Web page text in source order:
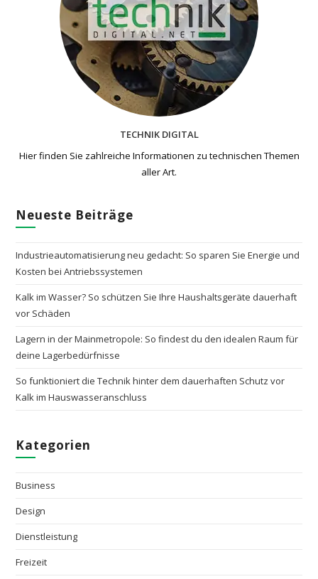
TECHNIK DIGITAL
Hier finden Sie zahlreiche Informationen zu technischen Themen​
aller Art.
Neueste Beiträge
Industrieautomatisierung neu gedacht: So sparen Sie Energie und
Kosten bei Antriebssystemen
Kalk im Wasser? So schützen Sie Ihre Haushaltsgeräte dauerhaft
vor Schäden
Lagern in der Mainmetropole: So findest du den idealen Raum für
deine Lagerbedürfnisse
So funktioniert die Technik hinter dem dauerhaften Schutz vor
Kalk im Hauswasseranschluss
Kategorien
Business
Design
Dienstleistung
Freizeit